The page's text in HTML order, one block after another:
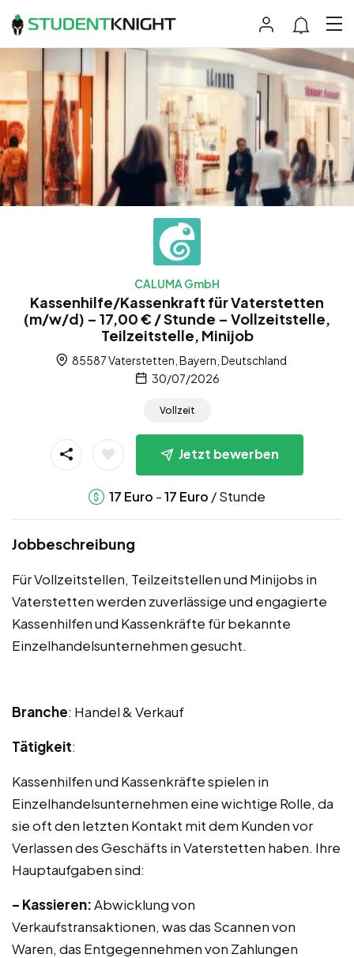
CALUMA GmbH
Kassenhilfe/Kassenkraft für Vaterstetten
(m/w/d) – 17,00 € / Stunde – Vollzeitstelle,
Teilzeitstelle, Minijob
85587 Vaterstetten, Bayern, Deutschland
30/07/2026
Vollzeit
Jetzt bewerben
17 Euro -17 Euro / Stunde
Jobbeschreibung
Für Vollzeitstellen, Teilzeitstellen und Minijobs in
Vaterstetten werden zuverlässige und engagierte
Kassenhilfen und Kassenkräfte für bekannte
Einzelhandelsunternehmen gesucht.
Branche: Handel & Verkauf
Tätigkeit:
Kassenhilfen und Kassenkräfte spielen in
Einzelhandelsunternehmen eine wichtige Rolle, da
sie oft den letzten Kontakt mit dem Kunden vor
Verlassen des Geschäfts in Vaterstetten haben. Ihre
Hauptaufgaben sind:
– Kassieren:Abwicklung von
Verkaufstransaktionen, was das Scannen von
Waren, das Entgegennehmen von Zahlungen